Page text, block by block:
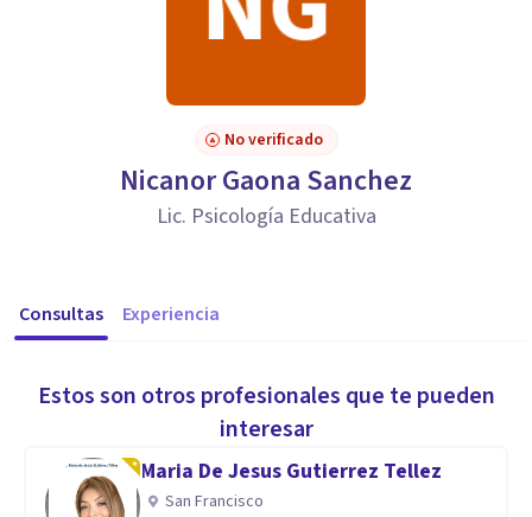
No verificado
Nicanor Gaona Sanchez
Lic. Psicología Educativa
Consultas Experiencia
Estos son otros profesionales que te pueden
interesar
Maria De Jesus Gutierrez Tellez
San Francisco